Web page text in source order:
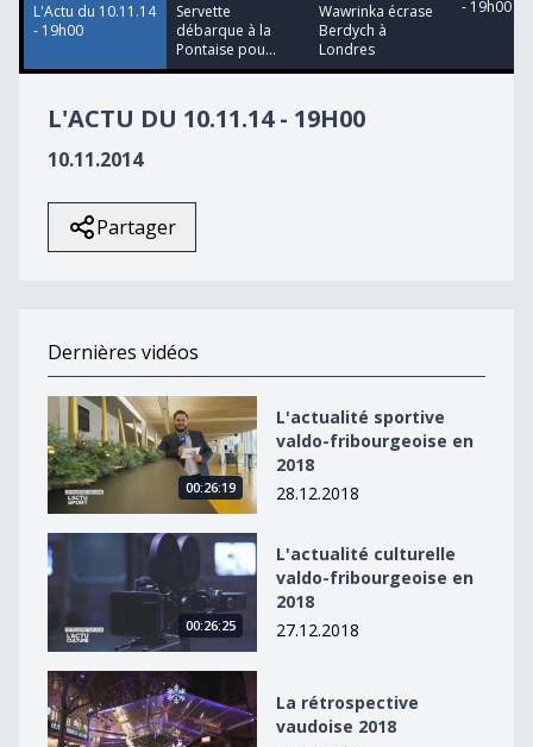
L'Actu du 10.11.14
- 19h00
Servette
débarque à la
Pontaise pou...
Wawrinka écrase
Berdych à
Londres
- 19h00
L'ACTU DU 10.11.14 - 19H00
10.11.2014
Partager
Dernières vidéos
L&#039;actualité sportive valdo-fribourgeoise en 2018
00:26:19
L'actualité sportive
valdo-fribourgeoise en
2018
28.12.2018
L&#039;actualité culturelle valdo-fribourgeoise en
00:26:25
L'actualité culturelle
valdo-fribourgeoise en
2018
27.12.2018
La rétrospective vaudoise 2018
La rétrospective
vaudoise 2018